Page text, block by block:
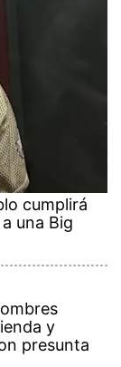
cumplirá
una Big
y
presunta